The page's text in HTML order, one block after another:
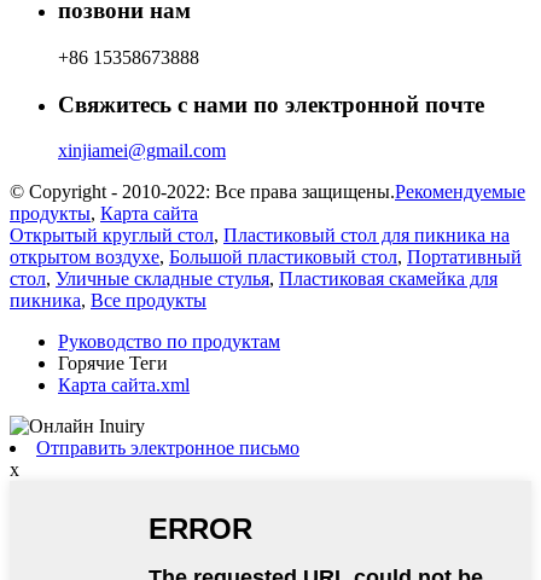
позвони нам
+86 15358673888
Свяжитесь с нами по электронной почте
xinjiamei@gmail.com
© Copyright - 2010-2022: Все права защищены.Рекомендуемые
продукты, Карта сайта
Открытый круглый стол, Пластиковый стол для пикника на
открытом воздухе, Большой пластиковый стол, Портативный
стол, Уличные складные стулья, Пластиковая скамейка для
пикника, Все продукты
Руководство по продуктам
Горячие Теги
Карта сайта.xml
Отправить электронное письмо
x